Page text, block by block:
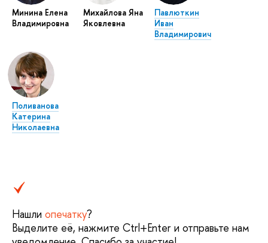
Минина Елена
Владимировна
Михайлова Яна
Яковлевна
Павлюткин
Иван
Владимирович
Поливанова
Катерина
Николаевна
Нашли опечатку?
Выделите её, нажмите Ctrl+Enter и отправьте нам